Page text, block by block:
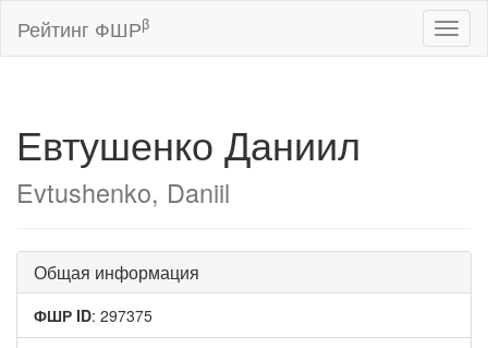
Рейтинг ФШРβ
Евтушенко Даниил
Evtushenko, Daniil
Общая информация
ФШР ID: 297375